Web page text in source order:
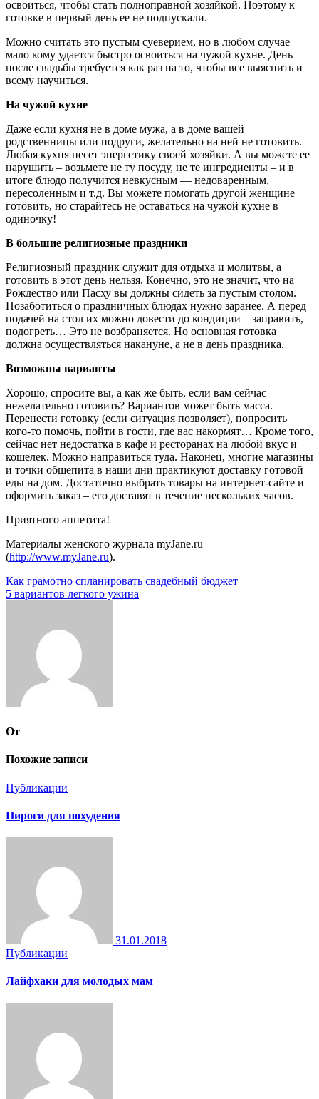
освоиться, чтобы стать полноправной хозяйкой. Поэтому к
готовке в первый день ее не подпускали.
Можно считать это пустым суеверием, но в любом случае
мало кому удается быстро освоиться на чужой кухне. День
после свадьбы требуется как раз на то, чтобы все выяснить и
всему научиться.
На чужой кухне
Даже если кухня не в доме мужа, а в доме вашей
родственницы или подруги, желательно на ней не готовить.
Любая кухня несет энергетику своей хозяйки. А вы можете ее
нарушить – возьмете не ту посуду, не те ингредиенты – и в
итоге блюдо получится невкусным — недоваренным,
пересоленным и т.д. Вы можете помогать другой женщине
готовить, но старайтесь не оставаться на чужой кухне в
одиночку!
В большие религиозные праздники
Религиозный праздник служит для отдыха и молитвы, а
готовить в этот день нельзя. Конечно, это не значит, что на
Рождество или Пасху вы должны сидеть за пустым столом.
Позаботиться о праздничных блюдах нужно заранее. А перед
подачей на стол их можно довести до кондиции – заправить,
подогреть… Это не возбраняется. Но основная готовка
должна осуществляться накануне, а не в день праздника.
Возможны варианты
Хорошо, спросите вы, а как же быть, если вам сейчас
нежелательно готовить? Вариантов может быть масса.
Перенести готовку (если ситуация позволяет), попросить
кого-то помочь, пойти в гости, где вас накормят… Кроме того,
сейчас нет недостатка в кафе и ресторанах на любой вкус и
кошелек. Можно направиться туда. Наконец, многие магазины
и точки общепита в наши дни практикуют доставку готовой
еды на дом. Достаточно выбрать товары на интернет-сайте и
оформить заказ – его доставят в течение нескольких часов.
Приятного аппетита!
Материалы женского журнала myJane.ru
(http://www.myJane.ru).
Навигация
по
Как грамотно спланировать свадебный бюджет
5 вариантов легкого ужина
От
Похожие записи
Публикации
Пироги для похудения
31.01.2018
Публикации
Лайфхаки для молодых мам